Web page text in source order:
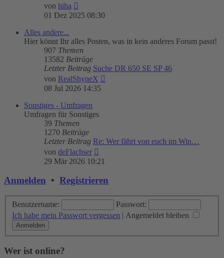
von hiha
Beitrag
01 Dez 2025 08:30
Alles andere...
Hier könnt Ihr alles Posten, was in kein anderes Forum passt!
907 Themen
13582 Beiträge
Letzter Beitrag Suche DR 650 SE SP 46
von RealShyneX
08 Jul 2026 14:35
Sonstiges - Umfragen
Umfragen für Sonstiges
39 Themen
1270 Beiträge
Letzter Beitrag Re: Wer fährt von euch im Win…
von deFlachser
Beitrag
29 Mär 2026 10:21
Anmelden • Registrieren
Benutzername:
Passwort:
Ich habe mein Passwort vergessen | Angemeldet bleiben
Wer ist online?